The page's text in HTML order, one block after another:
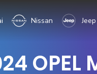
Nissan Jeep
OPEL